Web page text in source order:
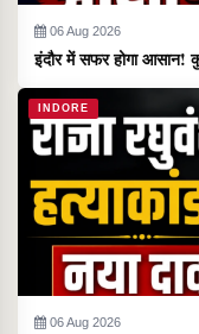
06 Aug 2026
इंदौर में सफर होगा आसान!
INDORE
06 Aug 2026